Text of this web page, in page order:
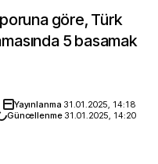
göre, Türk
5 basamak
Yayınlanma 31.01.2025, 14:18
Güncellenme 31.01.2025, 14:20